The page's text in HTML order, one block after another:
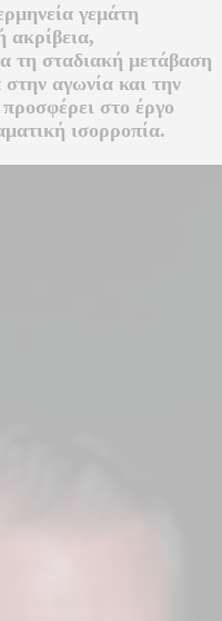
γεμάτη
ακρίβεια,
τη σταδιακή μετάβαση
αγωνία και την
στο έργο
ισορροπία.